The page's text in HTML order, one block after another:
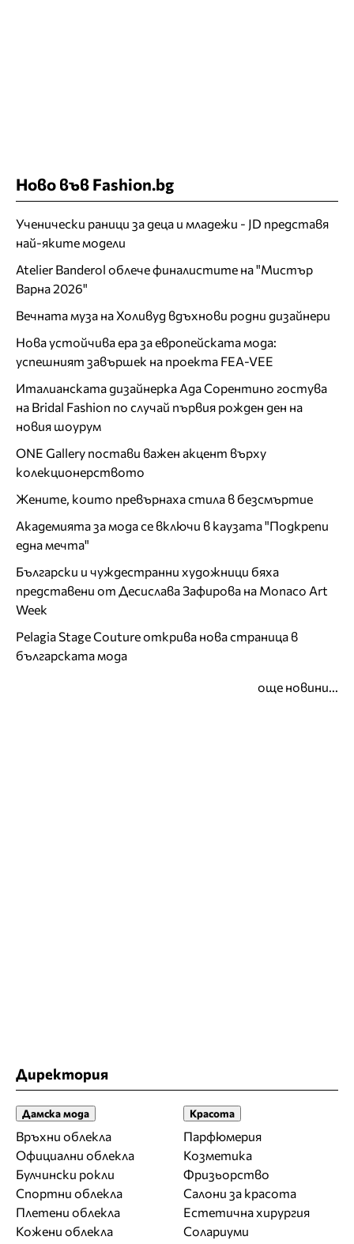
Ново във Fashion.bg
Ученически раници за деца и младежи - JD представя
най-яките модели
Atelier Banderol облече финалистите на "Мистър
Варна 2026"
Вечната муза на Холивуд вдъхнови родни дизайнери
Нова устойчива ера за европейската мода:
успешният завършек на проекта FEA-VEE
Италианската дизайнерка Ада Сорентино гостува
на Bridal Fashion по случай първия рожден ден на
новия шоурум
ONE Gallery постави важен акцент върху
колекционерството
Жените, които превърнаха стила в безсмъртие
Академията за мода се включи в каузата "Подкрепи
една мечта"
Български и чуждестранни художници бяха
представени от Десислава Зафирова на Monaco Art
Week
Pelagia Stage Couture открива нова страница в
българската мода
още новини...
Директория
Дамска мода
Връхни облекла
Официални облекла
Булчински рокли
Спортни облекла
Плетени облекла
Кожени облекла
Красота
Парфюмерия
Козметика
Фризьорство
Салони за красота
Естетична хирургия
Солариуми